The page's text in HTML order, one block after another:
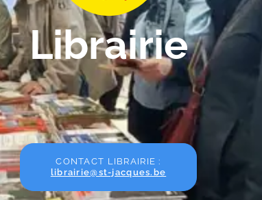
Librairie
CONTACT LIBRAIRIE :
librairie@st-jacques.be